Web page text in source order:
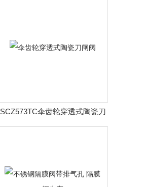
SCZ573TC伞齿轮穿透式陶瓷刀
闸阀